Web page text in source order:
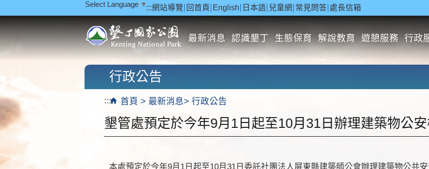
:::網站導覽 回首頁 English 日本語 兒童網 常見問答 處長信箱
Select Language ▼
最新消息 認識墾丁 生態保育 解說教育 遊憩服務 行政
::: 首頁 最新消息 行政公告
行政公告
墾管處預定於今年9月1日起至10月31日辦理建築物公
本處預定於今年9月1日起至10月31日委託社團法人屏東縣建築師公會辦理建築物公共